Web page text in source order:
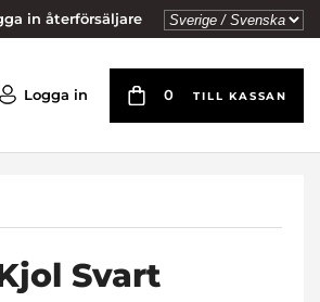
in återförsäljare
Logga in 0 TILL KASSAN
Svart